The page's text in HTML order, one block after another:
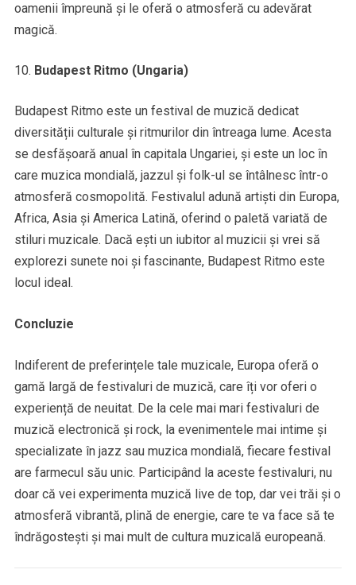
oamenii împreună și le oferă o atmosferă cu adevărat
magică.
Budapest Ritmo (Ungaria)
Budapest Ritmo este un festival de muzică dedicat
diversității culturale și ritmurilor din întreaga lume. Acesta
se desfășoară anual în capitala Ungariei, și este un loc în
care muzica mondială, jazzul și folk-ul se întâlnesc într-o
atmosferă cosmopolită. Festivalul adună artiști din Europa,
Africa, Asia și America Latină, oferind o paletă variată de
stiluri muzicale. Dacă ești un iubitor al muzicii și vrei să
explorezi sunete noi și fascinante, Budapest Ritmo este
locul ideal.
Concluzie
Indiferent de preferințele tale muzicale, Europa oferă o
gamă largă de festivaluri de muzică, care îți vor oferi o
experiență de neuitat. De la cele mai mari festivaluri de
muzică electronică și rock, la evenimentele mai intime și
specializate în jazz sau muzica mondială, fiecare festival
are farmecul său unic. Participând la aceste festivaluri, nu
doar că vei experimenta muzică live de top, dar vei trăi și o
atmosferă vibrantă, plină de energie, care te va face să te
îndrăgostești și mai mult de cultura muzicală europeană.